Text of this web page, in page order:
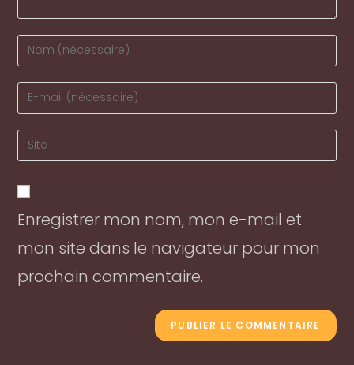
Enter
your
name
to
comment
Enter
your
email
address
comment
Enter
your
URL
(optional)
Enregistrer mon nom, mon e-mail et
mon site dans le navigateur pour mon
prochain commentaire.